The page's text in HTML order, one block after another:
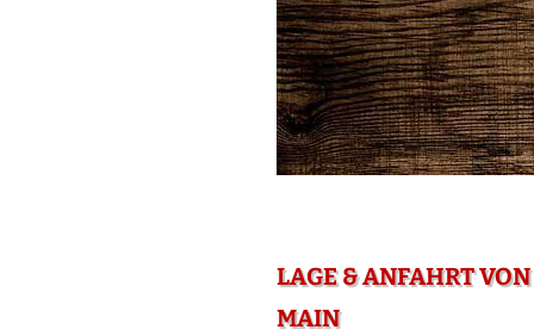
LAGE & ANFAHRT
MAIN